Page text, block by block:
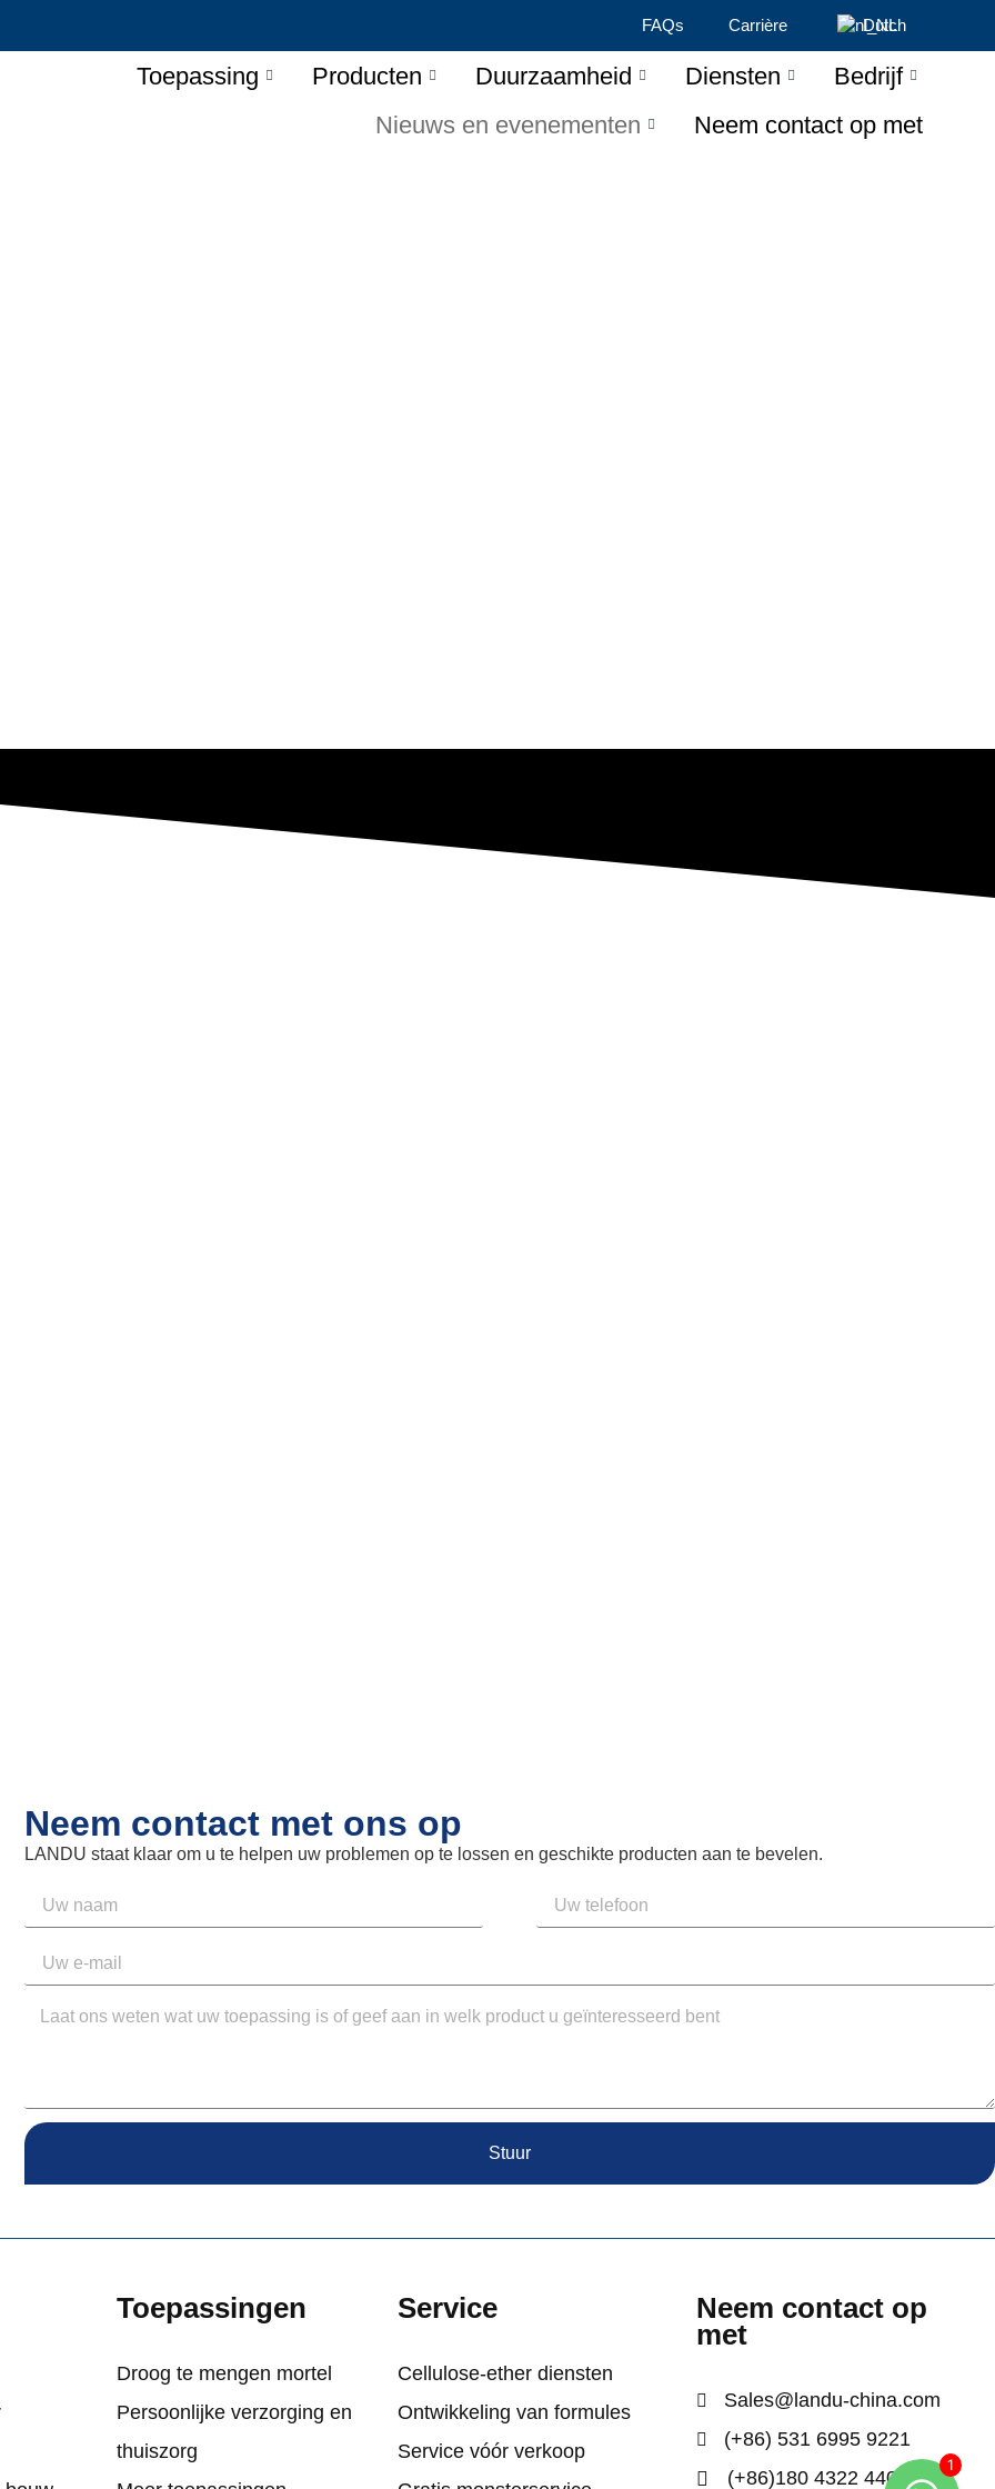
FAQs Carrière Dutch
Toepassing Producten Duurzaamheid Diensten
Bedrijf
Nieuws en evenementen
Neem contact op met
Neem contact met ons op
LANDU staat klaar om u te helpen uw problemen op te lossen en geschikte producten aan te bevelen.
Stuur
Toepassingen
Droog te mengen mortel
Persoonlijke verzorging en
thuiszorg
Service
Cellulose-ether diensten
Ontwikkeling van formules
Service vóór verkoop
Neem contact op
met
Sales@landu-china.com
(+86) 531 6995 9221
(+86)180 4322 4403